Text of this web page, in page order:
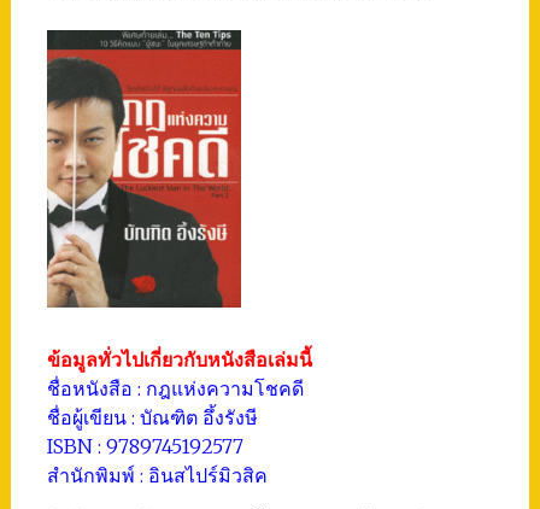
ข้อมูลทั่วไปเกี่ยวกับหนังสือเล่มนี้
ชื่อหนังสือ : กฎแห่งความโชคดี
ชื่อผู้เขียน : บัณฑิต อึ้งรังษี
ISBN : 9789745192577
สำนักพิมพ์ : อินสไปร์มิวสิค